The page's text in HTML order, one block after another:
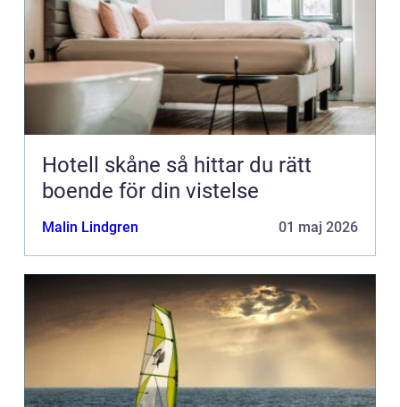
Hotell skåne så hittar du rätt
boende för din vistelse
Malin Lindgren 01 maj 2026